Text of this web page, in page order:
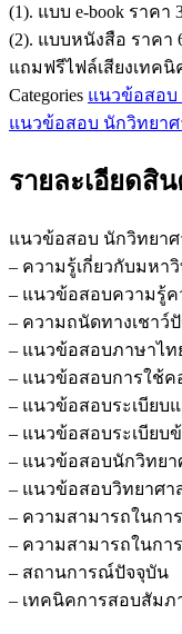
ชาติ
ชิ้น
(1). แบบ e-book ราคา
(2). แบบหนังสือ ราคา
แถมฟรีไฟล์เสียงเทค
Categories แนวข้อสอบ
แนวข้อสอบ นักวิทยา
รายละเอียดสิ
แนวข้อสอบ นักวิทยา
– ความรู้เกี่ยวกับมหา
– แนวข้อสอบความรู้ค
– ความถนัดทางเชาว์
– แนวข้อสอบภาษาไท
– แนวข้อสอบการใช้ค
– แนวข้อสอบระเบียบ
– แนวข้อสอบระเบียบ
– แนวข้อสอบนักวิทยา
– แนวข้อสอบวิทยาศ
– ความสามารถในกา
– ความสามารถในกา
– สถานการณ์ปัจจุบัน
– เทคนิคการสอบสัม